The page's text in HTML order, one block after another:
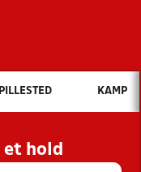
vil du søge efter?
OG NYHEDER
KLUBBER OG
KAMP
et hold